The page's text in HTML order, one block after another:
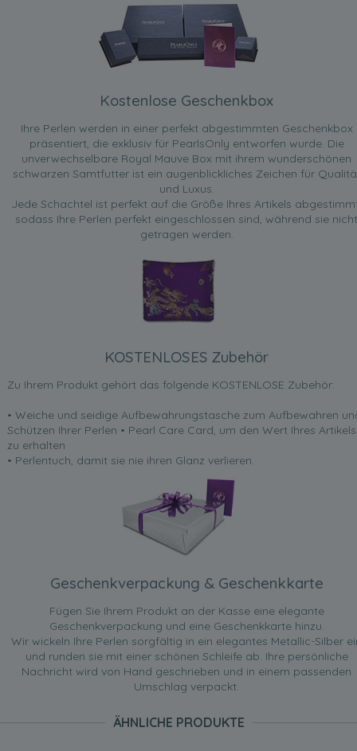
Kostenlose Geschenkbox
Ihre Perlen werden in einer perfekt abgestimmten Geschenkbox
präsentiert, die exklusiv für PearlsOnly entworfen wurde. Die
unverwechselbare Royal Mauve Box mit ihrem wunderschönen
schwarzen Samtfutter ist ein augenblickliches Zeichen für
und Luxus.
Jede Schachtel ist perfekt auf die Größe Ihres Artikels
sodass Ihre Perlen perfekt eingeschlossen sind, während sie nicht
getragen werden.
KOSTENLOSES Zubehör
Zu Ihrem Produkt gehört das folgende KOSTENLOSE Zubehör:
• Weiche und seidige Aufbewahrungstasche zum Aufbewahren
Schützen Ihrer Perlen • Pearl Care Card, um den Wert Ihres Artikels
zu erhalten
• Perlentuch, damit sie nie ihren Glanz verlieren.
Geschenkverpackung & Geschenkkarte
Fügen Sie Ihrem Produkt an der Kasse eine elegante
Geschenkverpackung und eine Geschenkkarte hinzu.
Wir wickeln Ihre Perlen sorgfältig in ein elegantes Metallic-Silber
und runden sie mit einer schönen Schleife ab. Ihre persönliche
Nachricht wird von Hand geschrieben und in einem passenden
Umschlag verpackt.
ÄHNLICHE PRODUKTE